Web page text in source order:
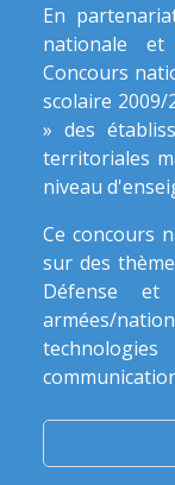
En
nationale
Concours
scolaire 2009/
» des
territoriales
niveau
Ce concours
sur des
Défense et
armées/